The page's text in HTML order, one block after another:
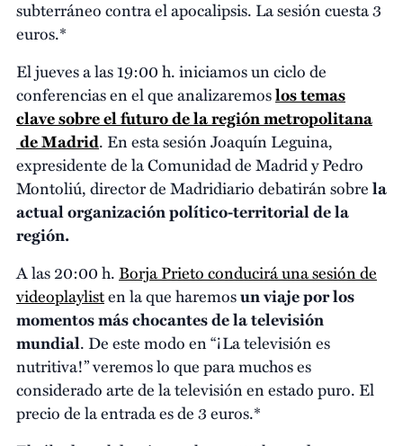
subterráneo contra el apocalipsis. La sesión cuesta 3
euros.*
El jueves a las 19:00 h. iniciamos un ciclo de
conferencias en el que analizaremoslos temas
clave sobre el futuro de la región metropolitana
de Madrid. En esta sesión Joaquín Leguina,
expresidente de la Comunidad de Madrid y Pedro
Montoliú, director de Madridiario debatirán sobrela
actual organización político-territorial de la
región.
A las 20:00 h.Borja Prieto conducirá una sesión de
videoplaylisten la que haremosun viaje por los
momentos más chocantes de la televisión
mundial. De este modo en “¡La televisión es
nutritiva!” veremos lo que para muchos es
considerado arte de la televisión en estado puro. El
precio de la entrada es de 3 euros.*